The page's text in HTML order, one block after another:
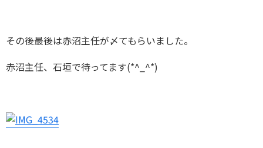
その後最後は赤沼主任が〆てもらいました。
赤沼主任、石垣で待ってます(*^_^*)